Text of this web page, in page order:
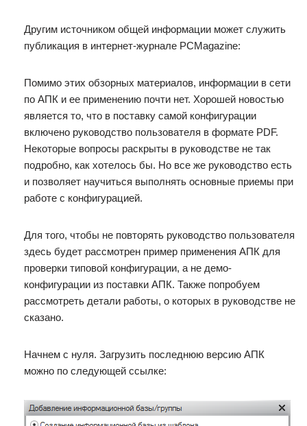
Другим источником общей информации может служить
публикация в интернет-журнале PCMagazine:
Помимо этих обзорных материалов, информации в сети
по АПК и ее применению почти нет. Хорошей новостью
является то, что в поставку самой конфигурации
включено руководство пользователя в формате PDF.
Некоторые вопросы раскрыты в руководстве не так
подробно, как хотелось бы. Но все же руководство есть
и позволяет научиться выполнять основные приемы при
работе с конфигурацией.
Для того, чтобы не повторять руководство пользователя
здесь будет рассмотрен пример применения АПК для
проверки типовой конфигурации, а не демо-
конфигурации из поставки АПК. Также попробуем
рассмотреть детали работы, о которых в руководстве не
сказано.
Начнем с нуля. Загрузить последнюю версию АПК
можно по следующей ссылке: